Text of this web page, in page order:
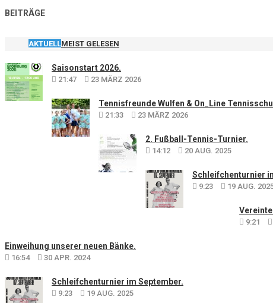
BEITRÄGE
AKTUELLMEIST GELESEN
Saisonstart 2026.
21:47 23 MÄRZ 2026
Tennisfreunde Wulfen & On_Line
21:33 23 MÄRZ 2026
2. Fußball-Tennis-Turnier.
14:12 20 AUG. 2025
Schleifchenturnier
9:23 19 AUG.
9:21
Einweihung unserer neuen Bänke.
16:54 30 APR. 2024
Schleifchenturnier im September.
9:23 19 AUG. 2025